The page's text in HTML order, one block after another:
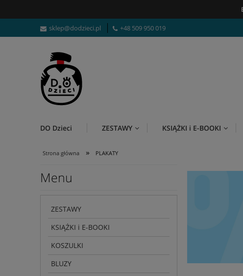
sklep@dodzieci.pl +48 509 950 019
DO Dzieci ZESTAWY KSIĄŻKI i E-BOOKI
Strona główna » PLAKATY
Menu
ZESTAWY
KSIĄŻKI i E-BOOKI
KOSZULKI
BLUZY